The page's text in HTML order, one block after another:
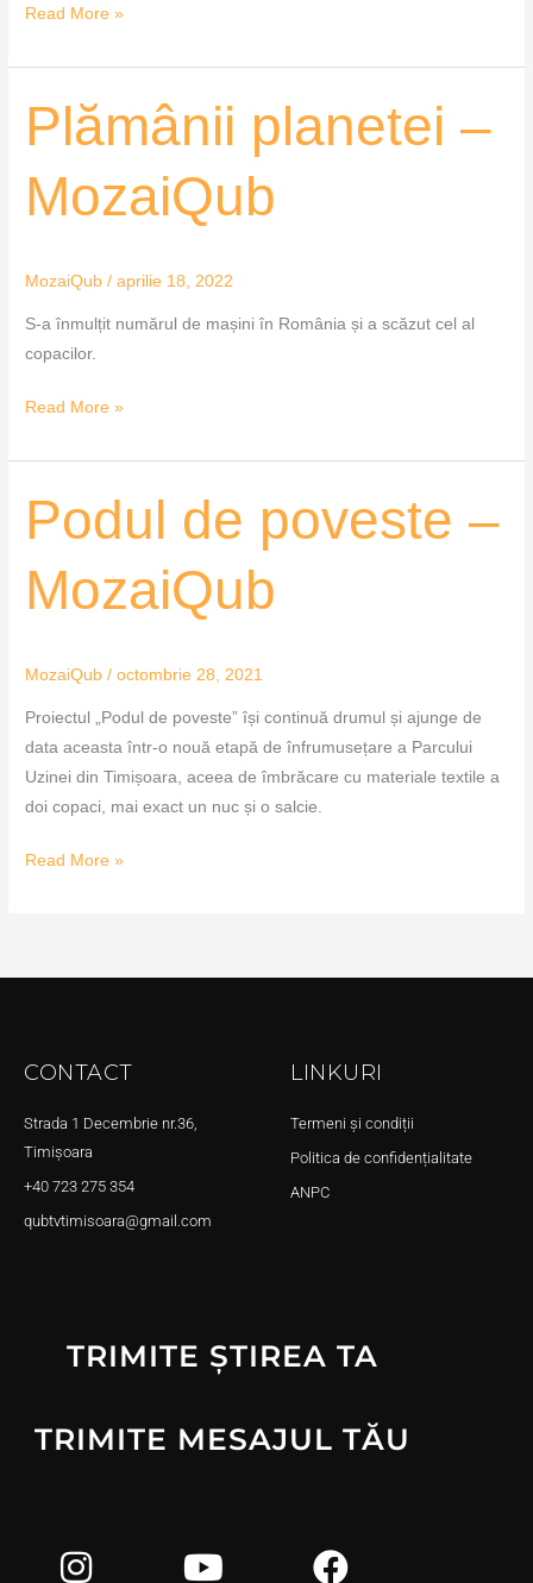
Read More »
Plămânii planetei –
MozaiQub
MozaiQub /aprilie 18, 2022
S-a înmulțit numărul de mașini în România și a scăzut cel al
copacilor.
Plămânii
planetei
MozaiQub
Read More »
Podul de poveste –
MozaiQub
MozaiQub /octombrie 28, 2021
Proiectul „Podul de poveste” își continuă drumul și ajunge de
data aceasta într-o nouă etapă de înfrumusețare a Parcului
Uzinei din Timișoara, aceea de îmbrăcare cu materiale textile a
doi copaci, mai exact un nuc și o salcie.
Podul
de
Read More »
CONTACT
Strada 1 Decembrie nr.36,
Timișoara
+40 723 275 354
qubtvtimisoara@gmail.com
LINKURI
Termeni și condiții
Politica de confidențialitate
ANPC
TRIMITE ȘTIREA TA
TRIMITE MESAJUL TĂU